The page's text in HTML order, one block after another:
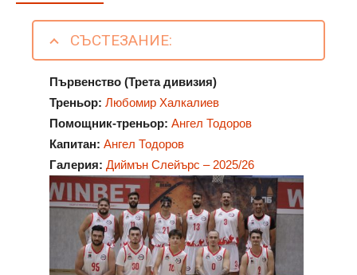
СЪСТЕЗАНИЕ:
Първенство (Трета дивизия)
Треньор: Любомир Халкалиев
Помощник-треньор: Ангел Тодоров
Капитан: Ангел Тодоров
Галерия: Диймън Слейърс – 2025/26